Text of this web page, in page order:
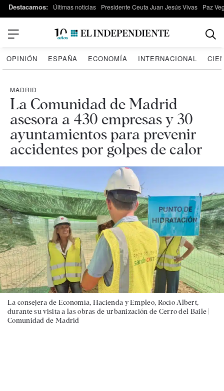
Destacamos: Últimas noticias Presidente Ceuta Juan Jesús Vivas Paz
OPINIÓN ESPAÑA ECONOMÍA INTERNACIONAL
MADRID
La Comunidad de Madrid
asesora a 430 empresas y 30
ayuntamientos para prevenir
accidentes por golpes de calor
La consejera de Economía, Hacienda y Empleo, Rocío Albert,
durante su visita a las obras de urbanización de Cerro del Baile |
Comunidad de Madrid